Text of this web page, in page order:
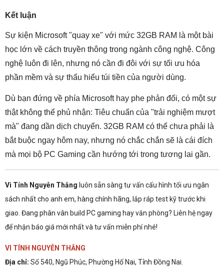
Kết luận
Sự kiện Microsoft "quay xe" với mức 32GB RAM là một bài
học lớn về cách truyền thông trong ngành công nghệ. Công
nghệ luôn đi lên, nhưng nó cần đi đôi với sự tối ưu hóa
phần mềm và sự thấu hiểu túi tiền của người dùng.
Dù bạn đứng về phía Microsoft hay phe phản đối, có một sự
thật không thể phủ nhận: Tiêu chuẩn của "trải nghiệm mượt
mà" đang dần dịch chuyển. 32GB RAM có thể chưa phải là
bắt buộc ngay hôm nay, nhưng nó chắc chắn sẽ là cái đích
mà mọi bộ PC Gaming cần hướng tới trong tương lai gần.
Vi Tính Nguyễn Thắng luôn sẵn sàng tư vấn cấu hình tối ưu ngân
sách nhất cho anh em, hàng chính hãng, lắp ráp test kỹ trước khi
giao. Đang phân vân build PC gaming hay văn phòng? Liên hệ ngay
để nhận báo giá mới nhất và tư vấn miễn phí nhé!
VI TÍNH NGUYỄN THẮNG
Địa chỉ: Số 540, Ngũ Phúc, Phường Hố Nai, Tỉnh Đồng Nai.